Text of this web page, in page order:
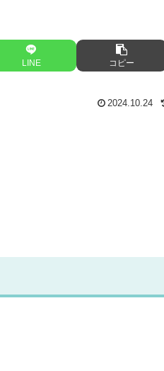
LINE コピー
2024.10.24